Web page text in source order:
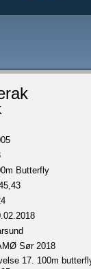
Butterfly
Sør 2018
17. 100m